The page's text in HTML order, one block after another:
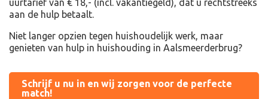
uurtarief van € 18,- (incl. vakantiegeld), dat u rechtstreeks
aan de hulp betaalt.
Niet langer opzien tegen huishoudelijk werk, maar
genieten van hulp in huishouding in Aalsmeerderbrug?
Schrijf u nu in en wij zorgen voor de perfecte
match!